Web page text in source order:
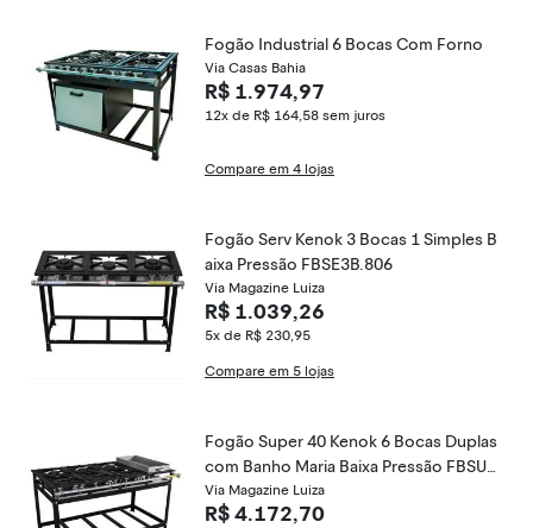
Fogão Industrial 6 Bocas Com Forno
Via Casas Bahia
R$ 1.974,97
12x de R$ 164,58 sem juros
Compare em 4 lojas
Fogão Serv Kenok 3 Bocas 1 Simples B
aixa Pressão FBSE3B.806
Via Magazine Luiza
R$ 1.039,26
5x de R$ 230,95
Compare em 5 lojas
Fogão Super 40 Kenok 6 Bocas Duplas
com Banho Maria Baixa Pressão FBSU6
B.157
Via Magazine Luiza
R$ 4.172,70